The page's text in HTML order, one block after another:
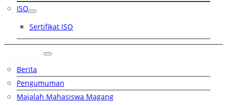
ISO
Sertifikat ISO
Berita
Pengumuman
Majalah Mahasiswa Magang